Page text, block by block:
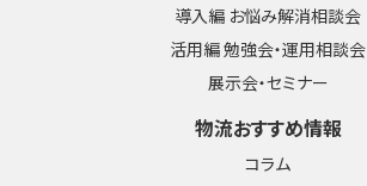
導入編 お悩み解消相談会
活用編 勉強会・運用相談会
展示会・セミナー
物流おすすめ情報
コラム